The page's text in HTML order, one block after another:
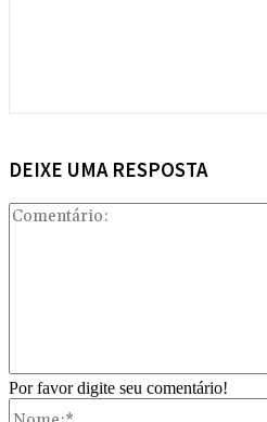
DEIXE UMA RESPOSTA
Por favor digite seu comentário!